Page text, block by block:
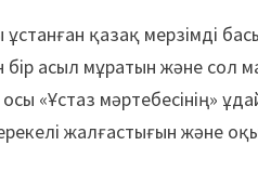
қазақ мерзімді
асыл мұратын және сол
«Ұстаз мәртебесінің»
жалғастығын және